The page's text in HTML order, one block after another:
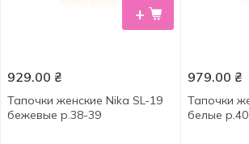
+
929.00 ₴
Тапочки женские Nika SL-19
бежевые р.38-39
979.00 ₴
Тапочки
белые